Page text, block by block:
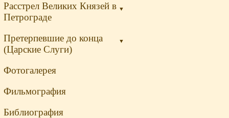
▼
Расстрел Великих Князей в
Петрограде
▼
Претерпевшие до конца
(Царские Слуги)
Фотогалерея
Фильмография
Библиография